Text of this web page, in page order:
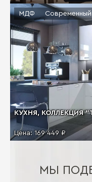
КУХНЯ, КОЛЛЕКЦИЯ
Цена: 169 449 ₽
МДФ Современный
МЫ